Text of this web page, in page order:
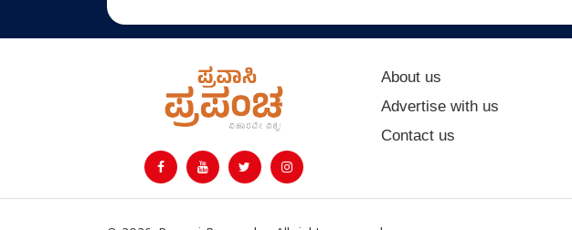
About us
Advertise with us
Contact us